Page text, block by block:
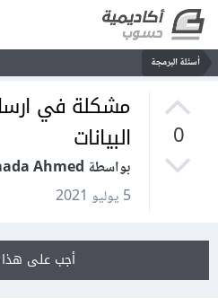
أسئلة البرمجة
0
مشكلة في
البيانات
بواسطة Hamada Ahmed
5 يوليو 2021
أجب على هذا